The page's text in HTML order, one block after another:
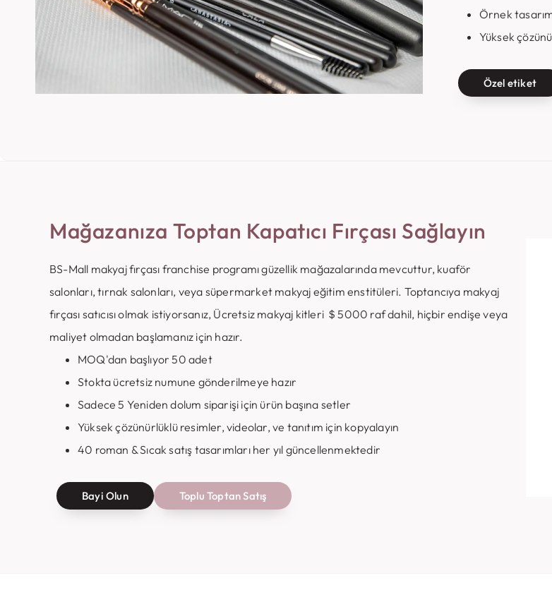
Örnek
Yüksek
Özel etiket
Mağazanıza Toptan Kapatıcı Fırçası Sağlayın
BS-Mall makyaj fırçası franchise programı güzellik mağazalarında mevcuttur, kuaför
salonları, tırnak salonları, veya süpermarket makyaj eğitim enstitüleri. Toptancıya makyaj
fırçası satıcısı olmak istiyorsanız, Ücretsiz makyaj kitleri ＄5000 raf dahil, hiçbir endişe veya
maliyet olmadan başlamanız için hazır.
MOQ'dan başlıyor 50 adet
Stokta ücretsiz numune gönderilmeye hazır
Sadece 5 Yeniden dolum siparişi için ürün başına setler
Yüksek çözünürlüklü resimler, videolar, ve tanıtım için kopyalayın
40 roman & Sıcak satış tasarımları her yıl güncellenmektedir
Bayi Olun Toplu Toptan Satış